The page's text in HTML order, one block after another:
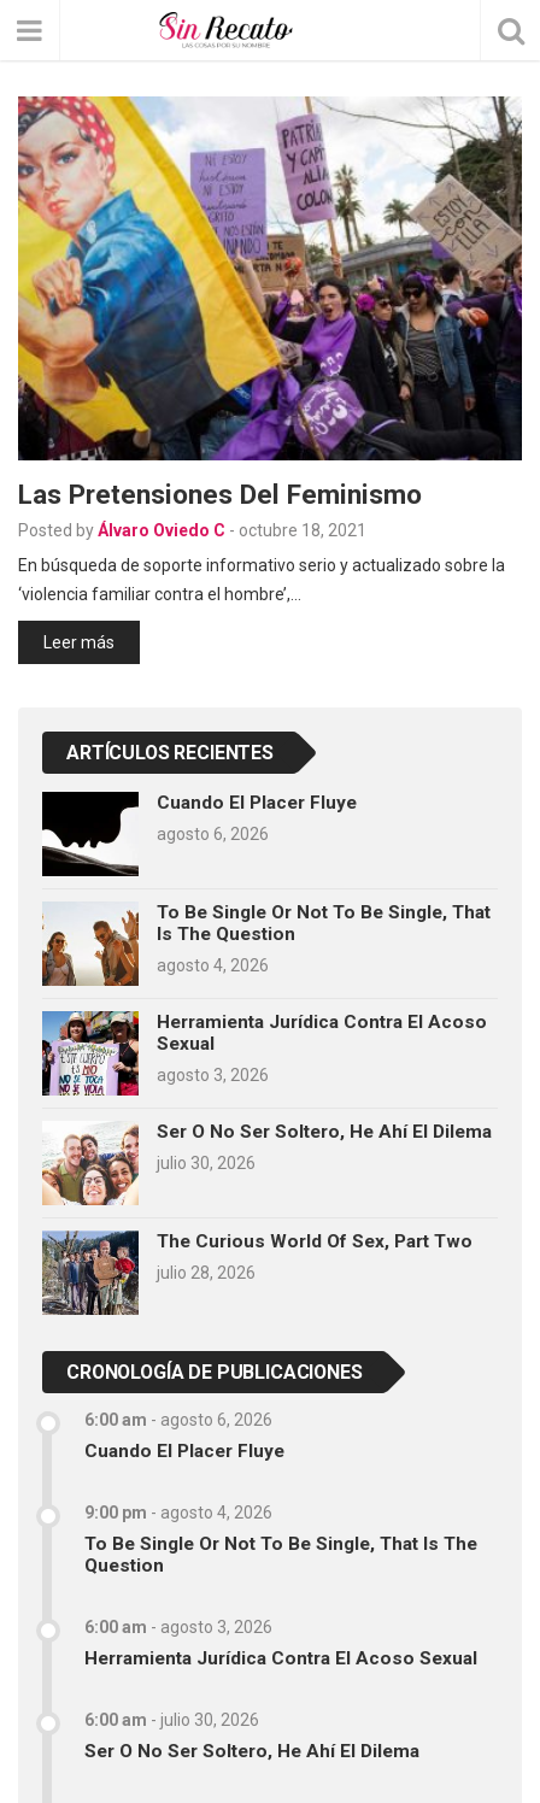
Las Pretensiones Del Feminismo
Posted byÁlvaro Oviedo C - octubre 18, 2021
En búsqueda de soporte informativo serio y actualizado sobre la
‘violencia familiar contra el hombre’,…
Leer más
ARTÍCULOS RECIENTES
Cuando El Placer Fluye
agosto 6, 2026
To Be Single Or Not To Be Single, That
Is The Question
agosto 4, 2026
Herramienta Jurídica Contra El Acoso
Sexual
agosto 3, 2026
Ser O No Ser Soltero, He Ahí El Dilema
julio 30, 2026
The Curious World Of Sex, Part Two
julio 28, 2026
CRONOLOGÍA DE PUBLICACIONES
6:00 am - agosto 6, 2026
Cuando El Placer Fluye
9:00 pm - agosto 4, 2026
To Be Single Or Not To Be Single, That Is The
Question
6:00 am - agosto 3, 2026
Herramienta Jurídica Contra El Acoso Sexual
6:00 am - julio 30, 2026
Ser O No Ser Soltero, He Ahí El Dilema